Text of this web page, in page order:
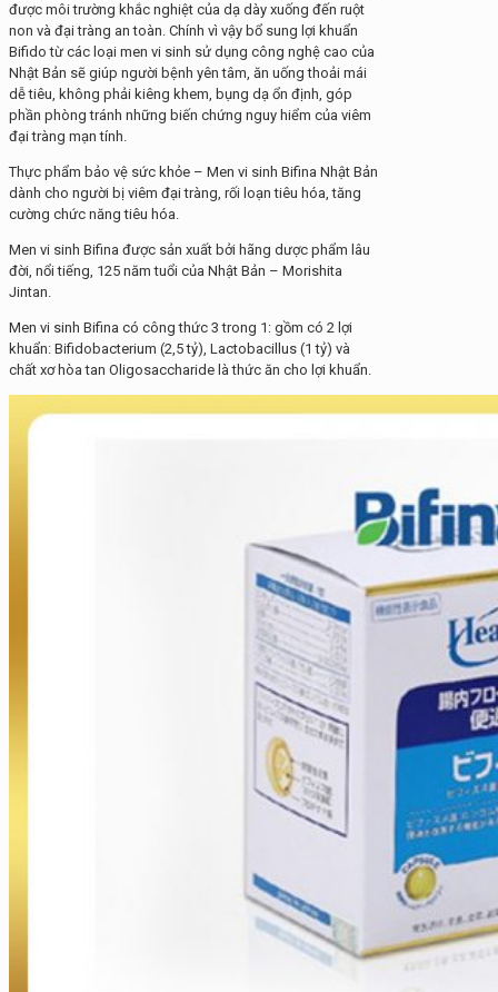
được môi trường khắc nghiệt của dạ dày xuống đến ruột
non và đại tràng an toàn. Chính vì vậy bổ sung lợi khuẩn
Bifido từ các loại men vi sinh sử dụng công nghệ cao của
Nhật Bản sẽ giúp người bệnh yên tâm, ăn uống thoải mái
dễ tiêu, không phải kiêng khem, bụng dạ ổn định, góp
phần phòng tránh những biến chứng nguy hiểm của viêm
đại tràng mạn tính.
Thực phẩm bảo vệ sức khỏe – Men vi sinh Bifina Nhật Bản
dành cho người bị viêm đại tràng, rối loạn tiêu hóa, tăng
cường chức năng tiêu hóa.
Men vi sinh Bifina được sản xuất bởi hãng dược phẩm lâu
đời, nổi tiếng, 125 năm tuổi của Nhật Bản – Morishita
Jintan.
Men vi sinh Bifina có công thức 3 trong 1: gồm có 2 lợi
khuẩn: Bifidobacterium (2,5 tỷ), Lactobacillus (1 tỷ) và
chất xơ hòa tan Oligosaccharide là thức ăn cho lợi khuẩn.